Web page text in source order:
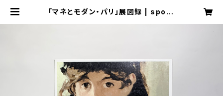
「マネとモダン・パリ」展図録 | spore